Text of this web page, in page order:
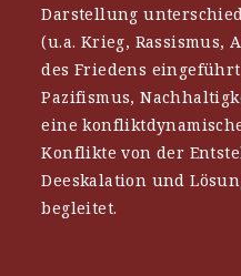
Darstellung
(u.a. Krieg, Rassismus,
des Friedens
Pazifismus,
eine
Konflikte von der
Deeskalation und
begleitet.